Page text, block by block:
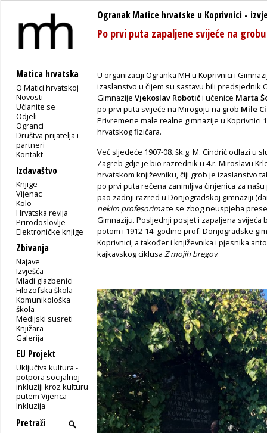
Matica hrvatska
O Matici hrvatskoj
Novosti
Učlanite se
Odjeli
Ogranci
Društva prijatelja i
partneri
Kontakt
Izdavaštvo
Knjige
Vijenac
Kolo
Hrvatska revija
Prirodoslovlje
Elektroničke knjige
Zbivanja
Najave
Izvješća
Mladi glazbenici
Filozofska škola
Komunikološka
škola
Medijski susreti
Knjižara
Galerija
EU Projekt
Uključiva kultura -
potpora socijalnoj
inkluziji kroz kulturu
putem Vijenca
Inkluzija
Ogranak Matice hrvatske u Koprivnici -
Po prvi puta zapaljene svijeće na
U organizaciji Ogranka MH u Koprivnici i
izaslanstvo u čijem su sastavu bili predsjednik
Gimnazije Vjekoslav Robotići učenice Marta
po prvi puta svijeće na Mirogoju na grob Mile
Privremene male realne gimnazije u Koprivnici
hrvatskog fizičara.
Već sljedeće 1907-08. šk.g. M. Cindrić odlazi u
Zagreb gdje je bio razrednik u 4.r. Miroslavu
hrvatskom književniku, čiji grob je izaslanstvo
po prvi puta rečena zanimljiva činjenica za
pao zadnji razred u Donjogradskoj gimnaziji
nekim profesorimate se zbog neuspjeha
Gimnaziju. Posljednji posjet i zapaljena svijeća
potom i 1912-14. godine prof. Donjogradske
Koprivnici, a također i književnika i pjesnika
kajkavskog ciklusa Z mojih bregov.